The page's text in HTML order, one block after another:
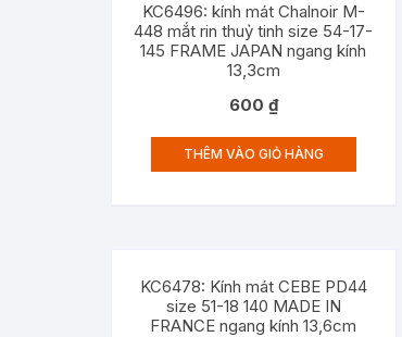
KC6496: kính mát Chalnoir M-
448 mắt rin thuỷ tinh size 54-17-
145 FRAME JAPAN ngang kính
13,3cm
600 ₫
THÊM VÀO GIỎ HÀNG
KC6478: Kính mát CEBE PD44
size 51-18 140 MADE IN
FRANCE ngang kính 13,6cm